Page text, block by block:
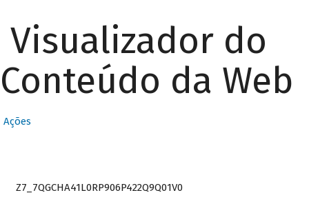
Visualizador do
Conteúdo da Web
Ações
Z7_7QGCHA41L0RP906P422Q9Q01V0